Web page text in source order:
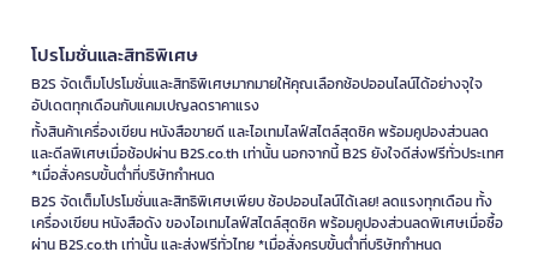
โปรโมชั่นและสิทธิพิเศษ
B2S จัดเต็มโปรโมชั่นและสิทธิพิเศษมากมายให้คุณเลือกช้อปออนไลน์ได้อย่างจุใจ
อัปเดตทุกเดือนกับแคมเปญลดราคาแรง
ทั้งสินค้าเครื่องเขียน หนังสือขายดี และไอเทมไลฟ์สไตล์สุดชิค พร้อมคูปองส่วนลด
และดีลพิเศษเมื่อช้อปผ่าน B2S.co.th เท่านั้น นอกจากนี้ B2S ยังใจดีส่งฟรีทั่วประเทศ
*เมื่อสั่งครบขั้นต่ำที่บริษัทกำหนด
B2S จัดเต็มโปรโมชั่นและสิทธิพิเศษเพียบ ช้อปออนไลน์ได้เลย! ลดแรงทุกเดือน ทั้ง
เครื่องเขียน หนังสือดัง ของไอเทมไลฟ์สไตล์สุดชิค พร้อมคูปองส่วนลดพิเศษเมื่อซื้อ
ผ่าน B2S.co.th เท่านั้น และส่งฟรีทั่วไทย *เมื่อสั่งครบขั้นต่ำที่บริษัทกำหนด